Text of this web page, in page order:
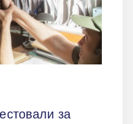
за